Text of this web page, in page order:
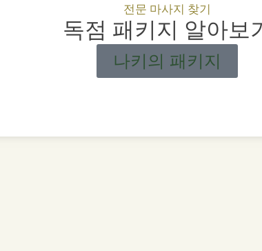
전문 마사지 찾기
독점 패키지 알아보
나키의 패키지